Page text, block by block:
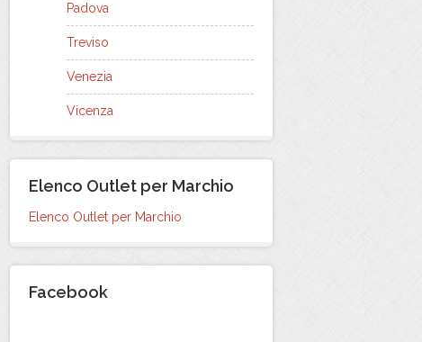
Padova
Treviso
Venezia
Vicenza
Elenco Outlet per Marchio
Elenco Outlet per Marchio
Facebook